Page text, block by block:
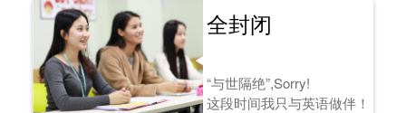
全封闭
“与世隔绝”,Sorry!
这段时间我只与英语做伴！